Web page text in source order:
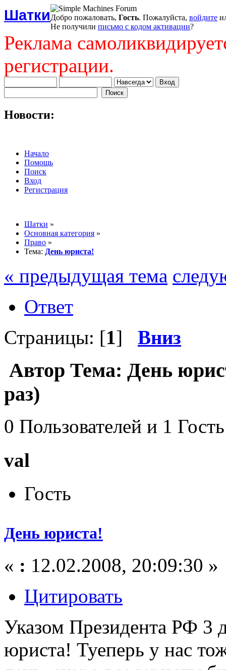
ШаткиДобро пожаловать, Гость. Пожалуйста, войдите
Не получили письмо с кодом активации?
Реклама
регистрации.
Новости:
Начало
Помощь
Поиск
Вход
Регистрация
Шатки »
Основная категория »
Право »
Тема: День юриста!
« предыдущая тема
Ответ
Страницы: [1] Вниз
Автор Тема: День
раз)
0 Пользователей и 1
val
Гость
День юриста!
« : 12.02.2008, 20:09:30 »
Цитировать
Указом Президента РФ 3
юриста! Туеперь у нас